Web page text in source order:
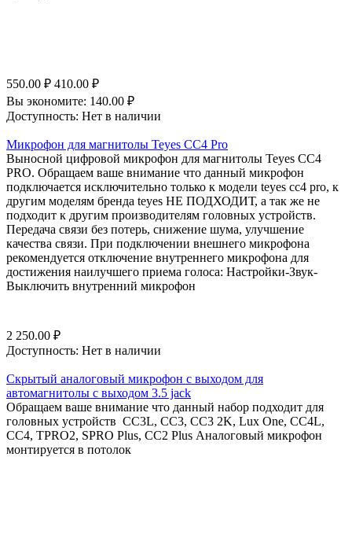
550.00 ₽ 410.00 ₽
Вы экономите: 140.00 ₽
Доступность: Нет в наличии
Микрофон для магнитолы Teyes CC4 Pro
Выносной цифровой микрофон для магнитолы Teyes CC4
PRO. Обращаем ваше внимание что данный микрофон
подключается исключительно только к модели teyes cc4 pro, к
другим моделям бренда teyes НЕ ПОДХОДИТ, а так же не
подходит к другим производителям головных устройств.
Передача связи без потерь, снижение шума, улучшение
качества связи. При подключении внешнего микрофона
рекомендуется отключение внутреннего микрофона для
достижения наилучшего приема голоса: Настройки-Звук-
Выключить внутренний микрофон
2 250.00 ₽
Доступность: Нет в наличии
Скрытый аналоговый микрофон с выходом для
автомагнитолы с выходом 3.5 jack
Обращаем ваше внимание что данный набор подходит для
головных устройств CC3L, СС3, СС3 2K, Lux One, CC4L,
CC4, TPRO2, SPRO Plus, CC2 Plus Аналоговый микрофон
монтируется в потолок